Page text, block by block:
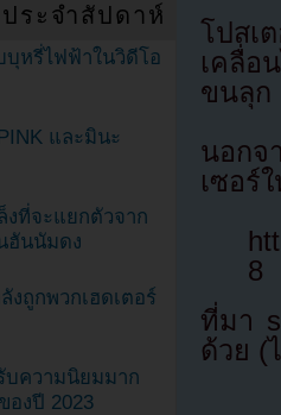
โปสเ
เคลื่อ
ขนลุก
นอกจ
เซอร์
8
ที่มา
ด้วย (
ระจำสัปดาห์
บุหรี่ไฟฟ้าในวิดีโอ
และมินะ
งที่จะแยกตัวจาก
ฮันนัมดง
ถูกพวกเฮดเตอร์
บความนิยมมาก
องปี 2023